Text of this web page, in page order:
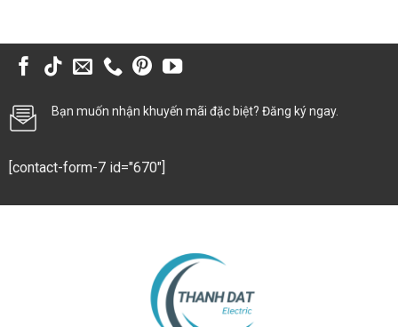
Bạn muốn nhận khuyến mãi đặc biệt? Đăng ký ngay.
[contact-form-7 id="670"]